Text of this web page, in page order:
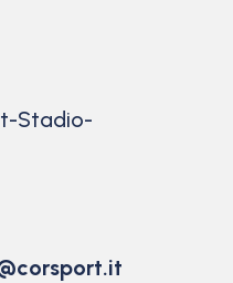
Stadio-